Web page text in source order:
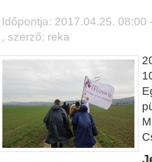
Időpontja: 2017.04.25. 08:00
, szerző: reka